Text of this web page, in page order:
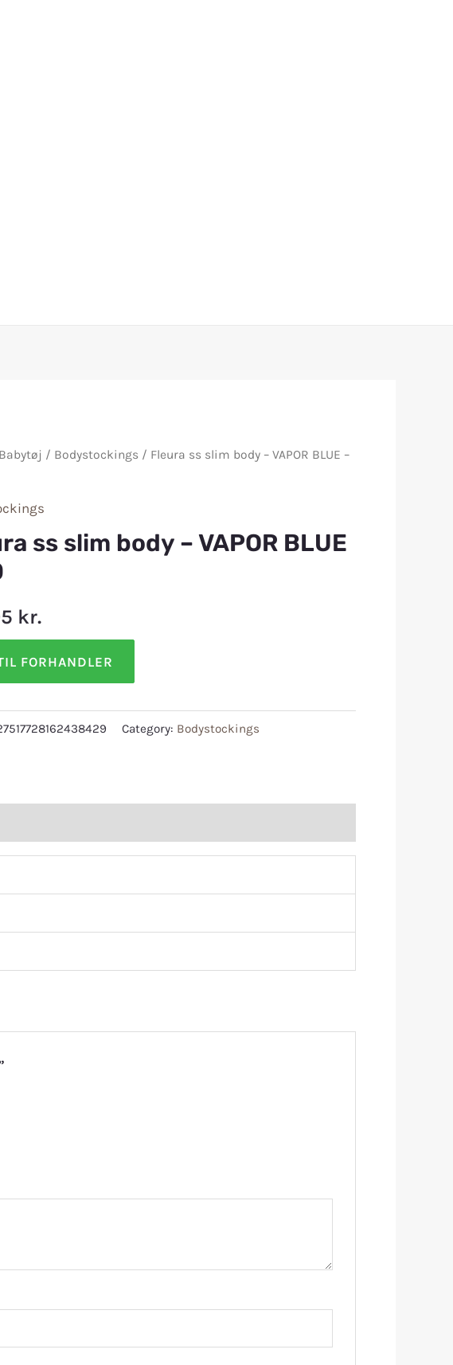
Babytøj / Bodystockings / Fleura ss slim body – VAPOR BLUE –
ss slim body – VAPOR BLUE
kr.
FORHANDLER
Category: Bodystockings